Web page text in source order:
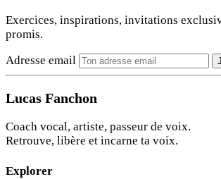
Exercices, inspirations, invitations
promis.
Adresse email
Lucas Fanchon
Coach vocal, artiste, passeur de voix.
Retrouve, libère et incarne ta voix.
Explorer